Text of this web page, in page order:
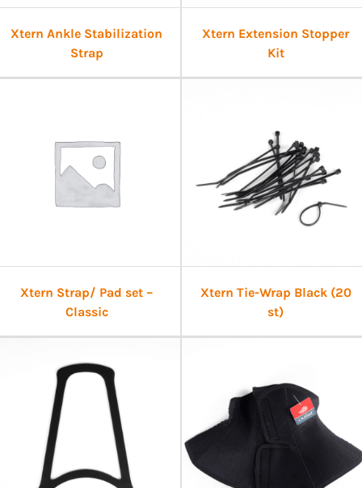
Xtern Ankle Stabilization
Strap
Xtern Extension Stopper
Kit
Xtern Strap/ Pad set –
Classic
Xtern Tie-Wrap Black (20
st)